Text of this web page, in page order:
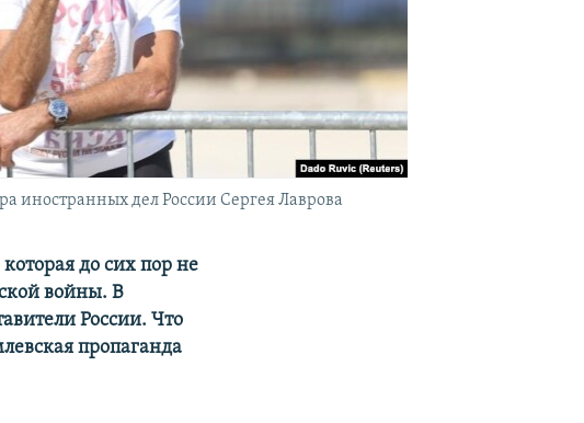
иностранных дел России Сергея Лаврова
до сих пор не
войны. В
России. Что
пропаганда